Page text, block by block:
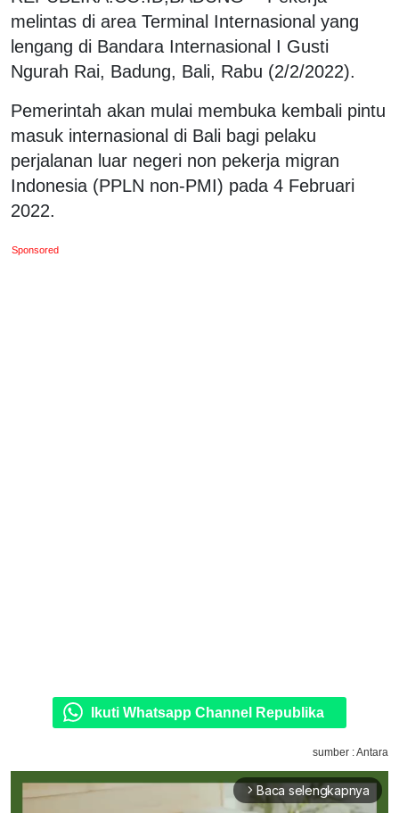
melintas di area Terminal Internasional yang
lengang di Bandara Internasional I Gusti
Ngurah Rai, Badung, Bali, Rabu (2/2/2022).
Pemerintah akan mulai membuka kembali pintu
masuk internasional di Bali bagi pelaku
perjalanan luar negeri non pekerja migran
Indonesia (PPLN non-PMI) pada 4 Februari
2022.
Sponsored
Ikuti Whatsapp Channel Republika
sumber : Antara
arrow_forward_ios Baca selengkapnya